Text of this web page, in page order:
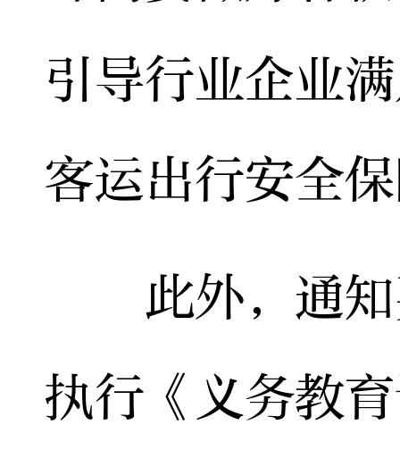
引导行业企业
客运出行安全
此外，通知
执行《义务教